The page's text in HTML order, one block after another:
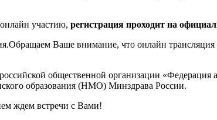
участию, регистрация проходит на
Ваше внимание, что онлайн трансляция
общественной организации «Федерация
образования (НМО) Минздрава России.
ждем встречи с Вами!